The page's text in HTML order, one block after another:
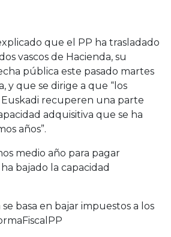
que el PP ha trasladado
vascos de Hacienda, su
pública este pasado martes
y que se dirige a que “los
recuperen una parte
adquisitiva que se ha
años”.
medio año para pagar
bajado la capacidad
basa en bajar impuestos a los